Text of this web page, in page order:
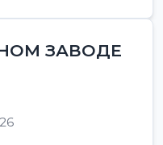
ЗАВОДЕ